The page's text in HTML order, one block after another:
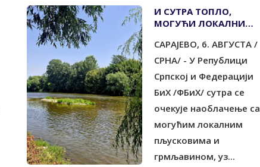
И СУТРА ТОПЛО,
МОГУЋИ ЛОКАЛНИ
САРАЈЕВО, 6. АВГУСТА /
СРНА/ - У Републици
Српској и Федерацији
БиХ /ФБиХ/ сутра се
очекује наоблачење са
могућим локалним
пљусковима и
грмљавином, уз...